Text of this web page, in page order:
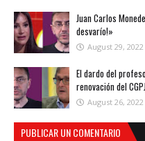
Juan Carlos
desvarío!»
August 29, 2022
El dardo del
renovación del
August 26, 2022
PUBLICAR UN COMENTARIO